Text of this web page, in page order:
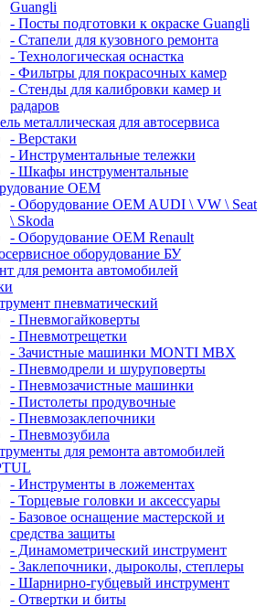
Guangli
- Посты подготовки к окраске Guangli
- Стапели для кузовного ремонта
- Технологическая оснастка
- Фильтры для покрасочных камер
- Стенды для калибровки камер и
радаров
металлическая для автосервиса
- Верстаки
- Инструментальные тележки
- Шкафы инструментальные
OEM
- Оборудование OEM AUDI \ VW \ Seat
\ Skoda
- Оборудование OEM Renault
оборудование БУ
для ремонта автомобилей
пневматический
- Пневмогайковерты
- Пневмотрещетки
- Зачистные машинки MONTI MBX
- Пневмодрели и шуруповерты
- Пневмозачистные машинки
- Пистолеты продувочные
- Пневмозаклепочники
- Пневмозубила
для ремонта автомобилей
- Инструменты в ложементах
- Торцевые головки и аксессуары
- Базовое оснащение мастерской и
средства защиты
- Динамометрический инструмент
- Заклепочники, дыроколы, степлеры
- Шарнирно-губцевый инструмент
- Отвертки и биты